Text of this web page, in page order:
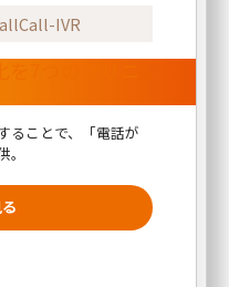
IVR
7つのクリニ
ることで、「電話が